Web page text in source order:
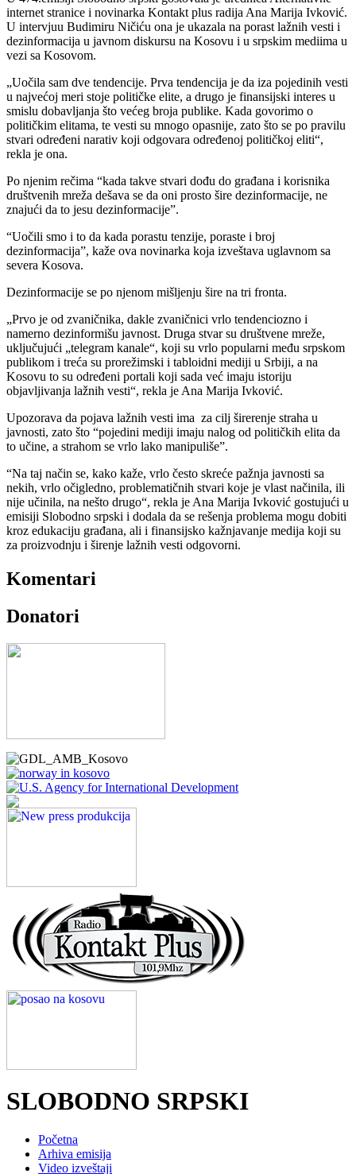
internet stranice i novinarka Kontakt plus radija Ana Marija Ivković.
U intervjuu Budimiru Ničiću ona je ukazala na porast lažnih vesti i
dezinformacija u javnom diskursu na Kosovu i u srpskim mediima u
vezi sa Kosovom.
„Uočila sam dve tendencije. Prva tendencija je da iza pojedinih vesti
u najvećoj meri stoje političke elite, a drugo je finansijski interes u
smislu dobavljanja što većeg broja publike. Kada govorimo o
političkim elitama, te vesti su mnogo opasnije, zato što se po pravilu
stvari određeni narativ koji odgovara određenoj političkoj eliti“,
rekla je ona.
Po njenim rečima “kada takve stvari dođu do građana i korisnika
društvenih mreža dešava se da oni prosto šire dezinformacije, ne
znajući da to jesu dezinformacije”.
“Uočili smo i to da kada porastu tenzije, poraste i broj
dezinformacija”, kaže ova novinarka koja izveštava uglavnom sa
severa Kosova.
Dezinformacije se po njenom mišljenju šire na tri fronta.
„Prvo je od zvaničnika, dakle zvaničnici vrlo tendenciozno i
namerno dezinformišu javnost. Druga stvar su društvene mreže,
uključujući „telegram kanale“, koji su vrlo popularni među srpskom
publikom i treća su prorežimski i tabloidni mediji u Srbiji, a na
Kosovu to su određeni portali koji sada već imaju istoriju
objavljivanja lažnih vesti“, rekla je Ana Marija Ivković.
Upozorava da pojava lažnih vesti ima za cilj širerenje straha u
javnosti, zato što “pojedini mediji imaju nalog od političkih elita da
to učine, a strahom se vrlo lako manipuliše”.
“Na taj način se, kako kaže, vrlo često skreće pažnja javnosti sa
nekih, vrlo očigledno, problematičnih stvari koje je vlast načinila, ili
nije učinila, na nešto drugo“, rekla je Ana Marija Ivković gostujući u
emisiji Slobodno srpski i dodala da se rešenja problema mogu dobiti
kroz edukaciju građana, ali i finansijsko kažnjavanje medija koji su
za proizvodnju i širenje lažnih vesti odgovorni.
Komentari
Donatori
SLOBODNO SRPSKI
Početna
Arhiva emisija
Video izveštaji